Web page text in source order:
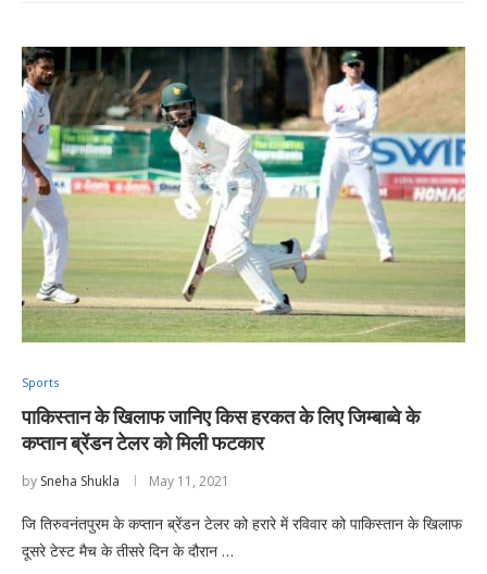
Sports
पाकिस्तान के खिलाफ जानिए किस हरकत के लिए जिम्बाब्वे के
कप्तान ब्रेंडन टेलर को मिली फटकार
by Sneha Shukla May 11, 2021
जि तिरुवनंतपुरम के कप्तान ब्रेंडन टेलर को हरारे में रविवार को पाकिस्तान के खिलाफ
दूसरे टेस्ट मैच के तीसरे दिन के दौरान …